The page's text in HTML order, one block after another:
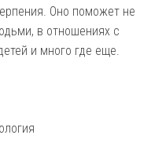
Оно поможет не
в отношениях с
и много где еще.